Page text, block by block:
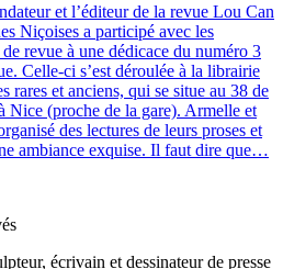
et l’éditeur de la revue Lou Can
Niçoises a participé avec les
revue à une dédicace du numéro 3
Celle-ci s’est déroulée à la librairie
et anciens, qui se situe au 38 de
Nice (proche de la gare). Armelle et
des lectures de leurs proses et
ambiance exquise. Il faut dire que…
écrivain et dessinateur de presse